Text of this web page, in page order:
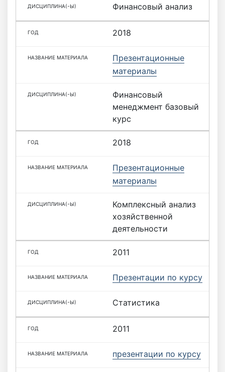
Финансовый анализ
2018
Презентационные
материалы
Финансовый
менеджмент базовый
курс
2018
Презентационные
материалы
Комплексный анализ
хозяйственной
деятельности
2011
Презентации по курсу
Статистика
2011
презентации по курсу